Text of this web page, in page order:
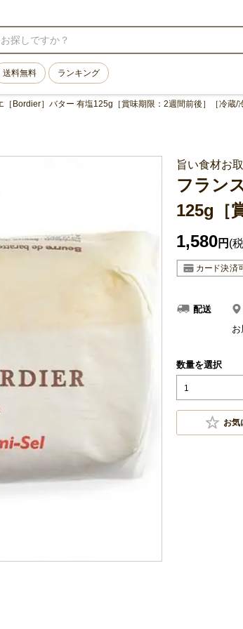
送料無料 ランキング
［Bordier］バター 有塩125g［賞味期限：2週間前後］［冷蔵/
旨い食材お
フラン
125g［
1,580円 (
配送
数量を選択
1
お気